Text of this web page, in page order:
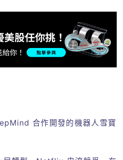
合作開發的機器人雪寶